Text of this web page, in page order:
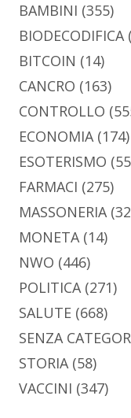
BAMBINI (355)
BIODECODIFICA
BITCOIN (14)
CANCRO (163)
CONTROLLO
ECONOMIA(174)
ESOTERISMO
FARMACI (275)
MASSONERIA
MONETA(14)
NWO (446)
POLITICA(271)
SALUTE (668)
SENZA
STORIA(58)
VACCINI (347)